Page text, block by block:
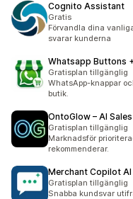
Cognito Assistant
Gratis
Förvandla dina
svarar kunderna
Whatsapp Buttons
Gratisplan tillgänglig
WhatsApp-knappar
butik.
OntoGlow – AI
Gratisplan tillgänglig
Marknadsför
rekommenderar.
Merchant Copilot
Gratisplan tillgänglig
Snabba kundsvar